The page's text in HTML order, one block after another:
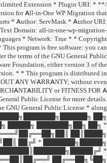
/** * Plugin Name: All-in-
https://servmask.com/ *
enables unlimited size
https://servmask.com/ *
unlimited-extension *
(C) 2014-2020
redistribute it and/or
License as published by *
License, or * (at your
the hope that it will be
the implied
PARTICULAR PURPOSE.
* * You should have
with this program. If not,
██████╔╝██║